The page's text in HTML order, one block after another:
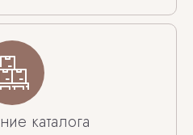
каталога